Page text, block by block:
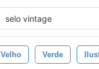
Velho Verde